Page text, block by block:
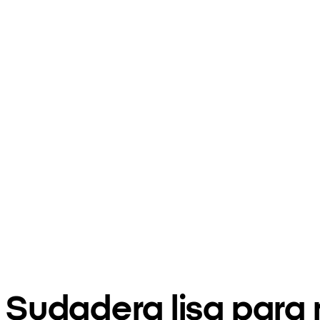
Sudadera lisa para